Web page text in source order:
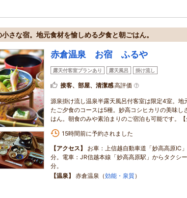
さな宿。地元食材を愉しめる夕食と朝ごはん。
赤倉温泉 お宿 ふるや
露天付客室プランあり 露天風呂 掛け流し
接客、部屋、清潔感高評価
源泉掛け流し温泉半露天風呂付客室は限定4室。地
たご夕食のコースは5種。妙高コシヒカリの美味し
はん。朝食のみや素泊まりのご宿泊も可能です。【
15時間前に予約されました
【アクセス】
お車：上信越自動車道「妙高高原IC
分。電車：JR信越本線「妙高高原駅」からタクシ
分。
【温泉】 赤倉温泉（効能・泉質）